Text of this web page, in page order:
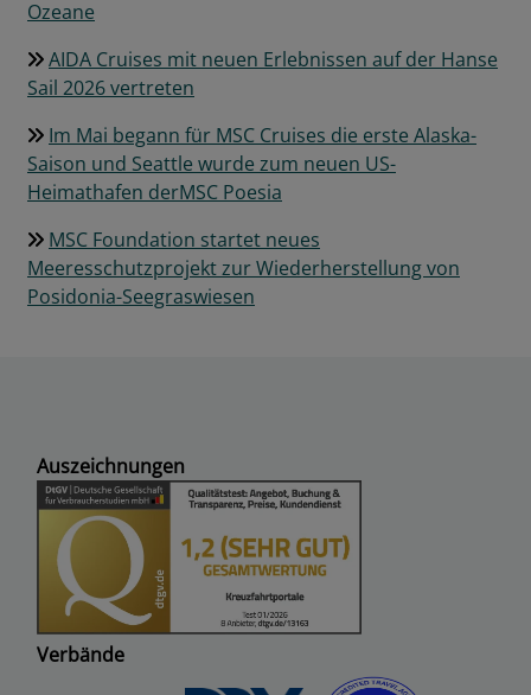
Ozeane
AIDA Cruises mit neuen Erlebnissen auf der Hanse
Sail 2026 vertreten
Im Mai begann für MSC Cruises die erste Alaska-
Saison und Seattle wurde zum neuen US-
Heimathafen derMSC Poesia
MSC Foundation startet neues
Meeresschutzprojekt zur Wiederherstellung von
Posidonia-Seegraswiesen
Auszeichnungen
Verbände